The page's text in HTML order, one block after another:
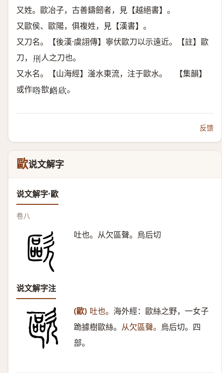
又姓。歐冶子，古善鑄劒者，見【越絕書】。
又歐侯、歐陽，俱複姓，見【漢書】。
又刀名。【後漢·虞詡傳】寧伏歐刀以示遠近。【註】歐
刀， 𠛬人之刀也。
又水名。【山海經】滏水東流，注于歐水。 【集韻】
或作𠴰 㰶𧖼 𣢨 。
反馈
歐说文解字
说文解字·歐
卷八
吐也。从欠區聲。烏后切
说文解字注
(歐) 吐也。 海外經：歐絲之野，一女子
跪據樹歐絲。 从欠區聲。 烏后切。四
部。